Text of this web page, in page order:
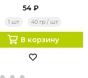
54 ₽
1 шт 40 гр / шт
В корзину